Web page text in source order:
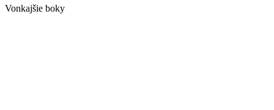
Vonkajšie boky